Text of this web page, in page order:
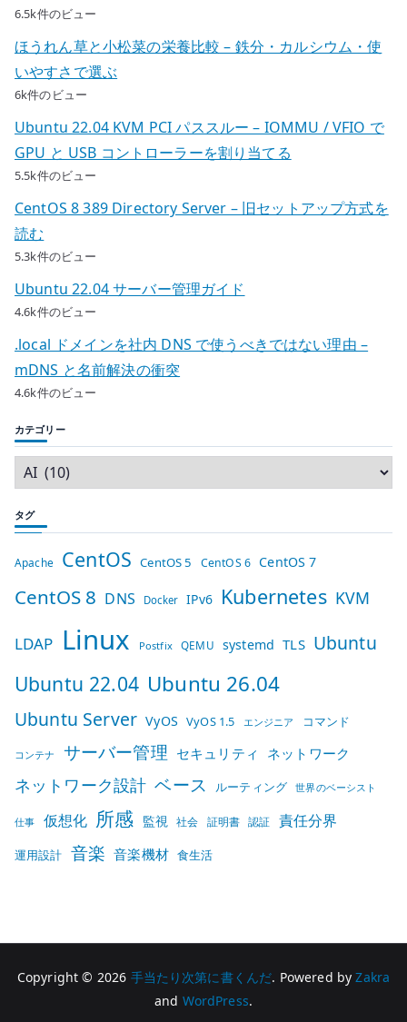
6.5k件のビュー
ほうれん草と小松菜の栄養比較 – 鉄分・カルシウム・使
いやすさで選ぶ
6k件のビュー
Ubuntu 22.04 KVM PCI パススルー – IOMMU / VFIO で
GPU と USB コントローラーを割り当てる
5.5k件のビュー
CentOS 8 389 Directory Server – 旧セットアップ方式を
読む
5.3k件のビュー
Ubuntu 22.04 サーバー管理ガイド
4.6k件のビュー
.local ドメインを社内 DNS で使うべきではない理由 –
mDNS と名前解決の衝突
4.6k件のビュー
カテゴリー
タグ
Apache CentOS CentOS 5 CentOS 6 CentOS 7
CentOS 8 DNS Docker IPv6 Kubernetes KVM
LDAP Linux Postfix QEMU systemd TLS Ubuntu
Ubuntu 22.04 Ubuntu 26.04
Ubuntu Server VyOS VyOS 1.5 エンジニア コマンド
コンテナ サーバー管理 セキュリティ ネットワーク
ネットワーク設計 ベース ルーティング 世界のベーシスト
仕事 仮想化 所感 監視 社会 証明書 認証 責任分界
運用設計 音楽 音楽機材 食生活
Copyright © 2026 手当たり次第に書くんだ. Powered byZakra
and WordPress.